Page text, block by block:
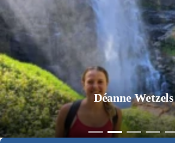
Déanne Wetzels